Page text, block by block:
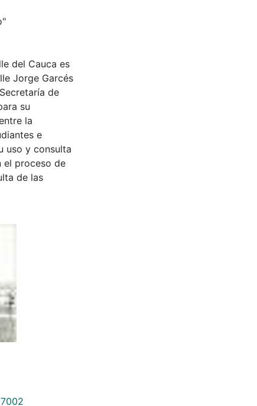
del Cauca es
Jorge Garcés
de
su
la
e
uso y consulta
el proceso de
de las